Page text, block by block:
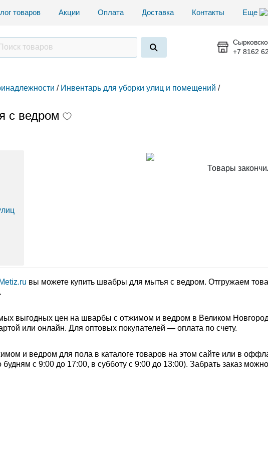
товаров Акции Оплата Доставка Контакты Еще
+7 8162
/ Инвентарь для уборки улиц и помещений /
с ведром
Товары
вы можете купить швабры для мытья с ведром. Отгружаем
выгодных цен на шварбы с отжимом и ведром в Великом
или онлайн. Для оптовых покупателей — оплата по счету.
и ведром для пола в каталоге товаров на этом сайте или в
с 9:00 до 17:00, в субботу с 9:00 до 13:00). Забрать заказ